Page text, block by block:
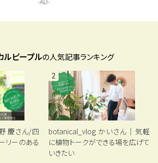
ルピープルの人気記事ランキング
慶さん/四
リーのある
2
botanical_vlog かいさん｜気軽
に植物トークができる場を広げて
いきたい